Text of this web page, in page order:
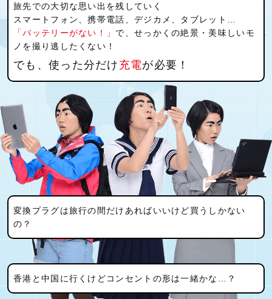
旅先での大切な思い出を残していく
スマートフォン、携帯電話、デジカメ、タブレット…
「バッテリーがない！」 で、せっかくの絶景・美味しいモ
ノを撮り逃したくない！
でも、使った分だけ 充電が必要！
変換プラグは旅行の間だけあればいいけど買うしかない
の？
香港と中国に行くけどコンセントの形は一緒かな…？